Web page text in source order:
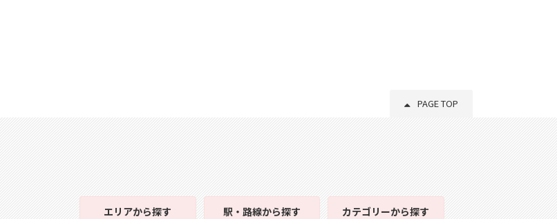
PAGE TOP
エリアから探す 駅・路線から探す カテゴリーから探す